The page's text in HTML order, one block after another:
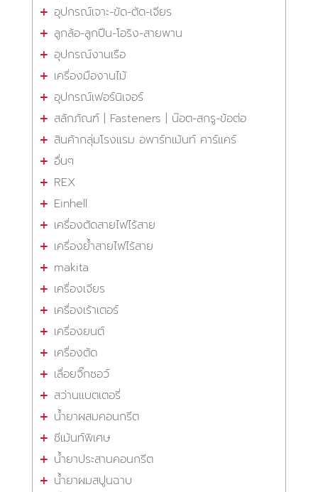
อุปกรณ์เจาะ-ขัด-ตัด-เจียร
ลูกล้อ-ลูกปืน-โอริง-สายพาน
อุปกรณ์งานเรือ
เครื่องมืองานไม้
อุปกรณ์เฟอร์นิเจอร์
สลักภัณฑ์ | Fasteners | น๊อต-สกรู-ข้อต่อ
สินค้ากลุ่มโรงแรม อพาร์ทเม้นท์ คาร์แคร์
อื่นๆ
REX
Einhell
เครื่องตัดสายไฟไร้สาย
เครื่องย้ำสายไฟไร้สาย
makita
เครื่องเจียร
เครื่องเร้าเตอร์
เครื่องยนต์
เครื่องตัด
เลื่อยจิ๊กซอว์
สว่านแบตเตอรี่
น้ำยาผสมคอนกรีต
ซีเม้นท์พิเศษ
น้ำยาประสานคอนกรีต
น้ำยาผมสปูนฉาบ